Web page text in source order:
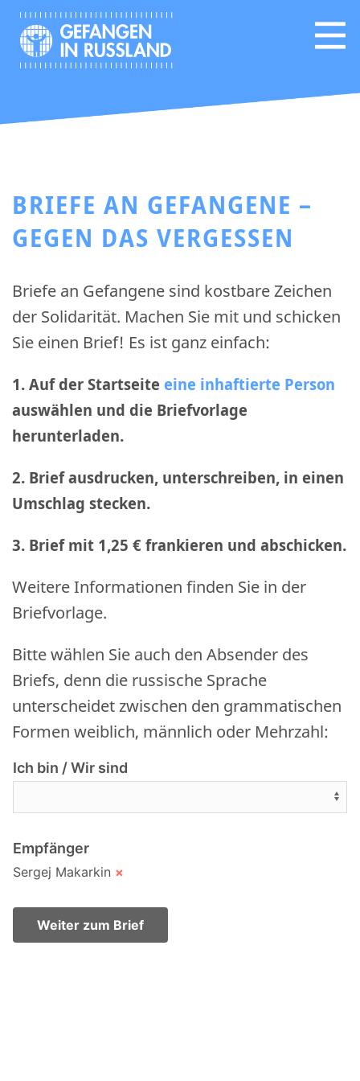
BRIEFE AN GEFANGENE –
GEGEN DAS VERGESSEN
Briefe an Gefangene sind kostbare Zeichen
der Solidarität. Machen Sie mit und schicken
Sie einen Brief! Es ist ganz einfach:
1. Auf der Startseite eine inhaftierte Person
auswählen und die Briefvorlage
herunterladen.
2. Brief ausdrucken, unterschreiben, in einen
Umschlag stecken.
3. Brief mit 1,25 € frankieren und abschicken.
Weitere Informationen finden Sie in der
Briefvorlage.
Bitte wählen Sie auch den Absender des
Briefs, denn die russische Sprache
unterscheidet zwischen den grammatischen
Formen weiblich, männlich oder Mehrzahl:
Ich bin / Wir sind
Empfänger
Sergej Makarkin ×
Weiter zum Brief